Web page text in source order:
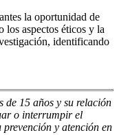
la oportunidad de
aspectos éticos y la
identificando
de 15 años y su relación
o interrumpir el
y atención en